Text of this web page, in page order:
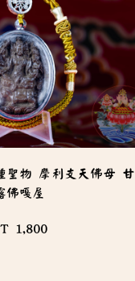
聖物 摩利支天佛母 甘
佛嘎屋
1,800